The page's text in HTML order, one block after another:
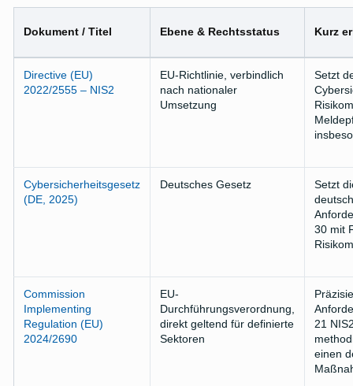
Dokument / Titel Ebene & Rechtsstatus Kurz
Directive (EU)
2022/2555 – NIS2
EU-Richtlinie, verbindlich
nach nationaler
Umsetzung
Setzt
Cybersicherheitsgesetz
(DE, 2025)
Deutsches Gesetz
Setzt
30 mit
Commission
Implementing
Regulation (EU)
2024/2690
EU-
Durchführungsverordnung,
direkt geltend für definierte
Sektoren
21
einen